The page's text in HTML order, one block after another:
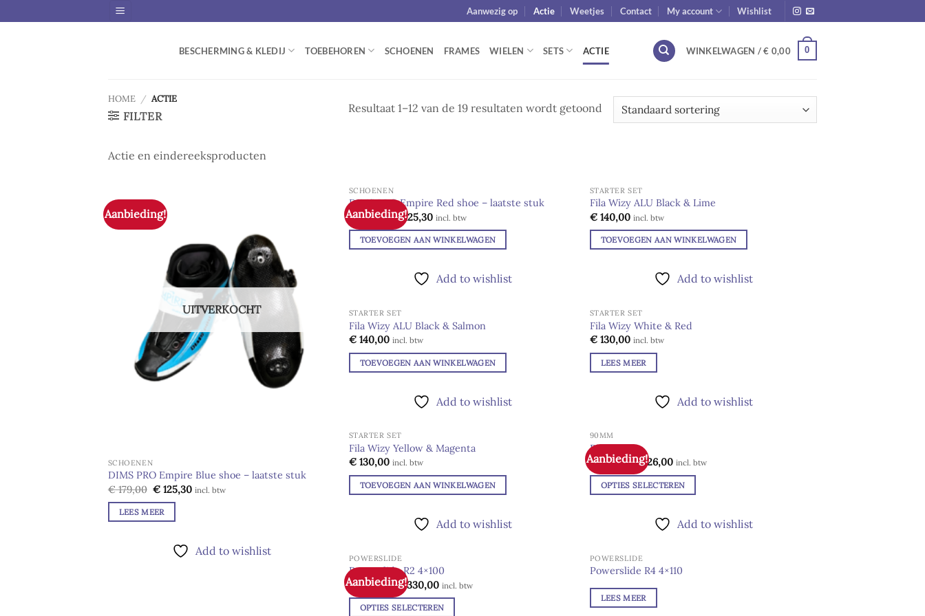
to
Aanwezig op Actie Weetjes Contact My account Wishlist
BESCHERMING & KLEDIJ TOEBEHOREN SCHOENEN FRAMES WIELEN SETS ACTIE WINKELWAGEN /€ 0,00 0
HOME / ACTIE
FILTER
Resultaat 1–12 van de 19 resultaten wordt getoond
Actie en eindereeksproducten
Aanbieding!
UITVERKOCHT
SCHOENEN
DIMS PRO Empire Blue shoe – laatste stuk
€179,00 Oorspronkelijke
was:
€ 179,00.
€ 125,30Huidige
incl. btw
LEES MEER
Add to wishlist
Aanbieding!
SCHOENEN
DIMS PRO Empire Red shoe – laatste stuk
€179,00 Oorspronkelijke
prijs
was:
€ 179,00.
€125,30Huidige
is:
€ 125,30.
incl. btw
TOEVOEGEN AAN WINKELWAGEN
Add to wishlist
STARTER SET
Fila Wizy ALU Black & Lime
€140,00 incl. btw
TOEVOEGEN AAN WINKELWAGEN
Add to wishlist
STARTER SET
Fila Wizy ALU Black & Salmon
€140,00 incl. btw
TOEVOEGEN AAN WINKELWAGEN
Add to wishlist
UITVERKOCHT
STARTER SET
Fila Wizy White & Red
€130,00 incl. btw
LEES MEER
Add to wishlist
STARTER SET
Fila Wizy Yellow & Magenta
€130,00 incl. btw
TOEVOEGEN AAN WINKELWAGEN
Add to wishlist
Aanbieding!
90MM
Piper Time
€25,00 - €26,00Prijsklasse:
tot
€ 26,00
incl. btw
OPTIES SELECTEREN
variaties.
optie
Add to wishlist
Aanbieding!
POWERSLIDE
Powerslide R2 4×100
€370,00 Oorspronkelijke
prijs
was:
€ 370,00.
€330,00Huidige
is:
€ 330,00.
incl. btw
OPTIES SELECTEREN
UITVERKOCHT
POWERSLIDE
Powerslide R4 4×110
LEES MEER